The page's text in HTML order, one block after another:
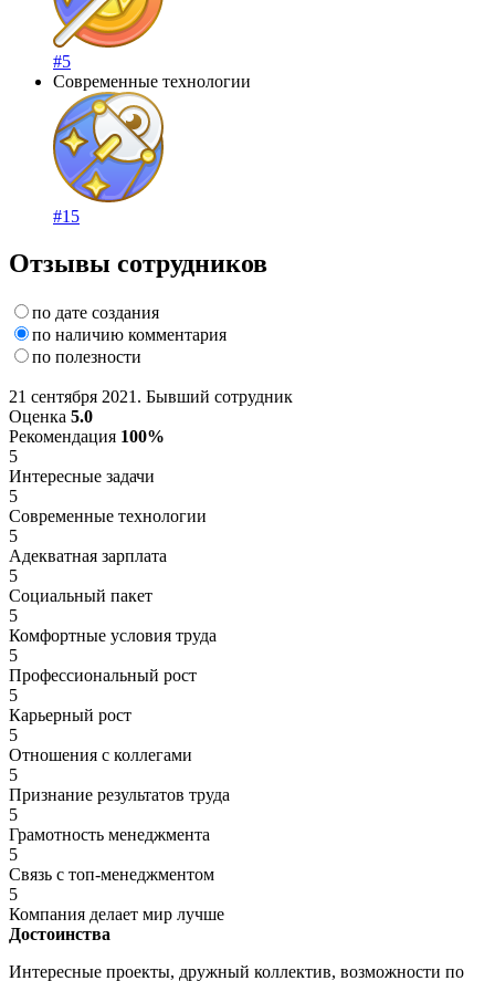
#5
Современные технологии
#15
Отзывы сотрудников
по дате создания
по наличию комментария
по полезности
21 сентября 2021. Бывший сотрудник
Оценка 5.0
Рекомендация 100%
5
Интересные задачи
5
Современные технологии
5
Адекватная зарплата
5
Социальный пакет
5
Комфортные условия труда
5
Профессиональный рост
5
Карьерный рост
5
Отношения с коллегами
5
Признание результатов труда
5
Грамотность менеджмента
5
Связь с топ-менеджментом
5
Компания делает мир лучше
Достоинства
Интересные проекты, дружный коллектив, возможности по